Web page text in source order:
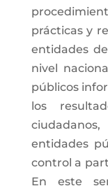
prácticas y
entidades
nivel
públicos
los
entidades
control a
En este